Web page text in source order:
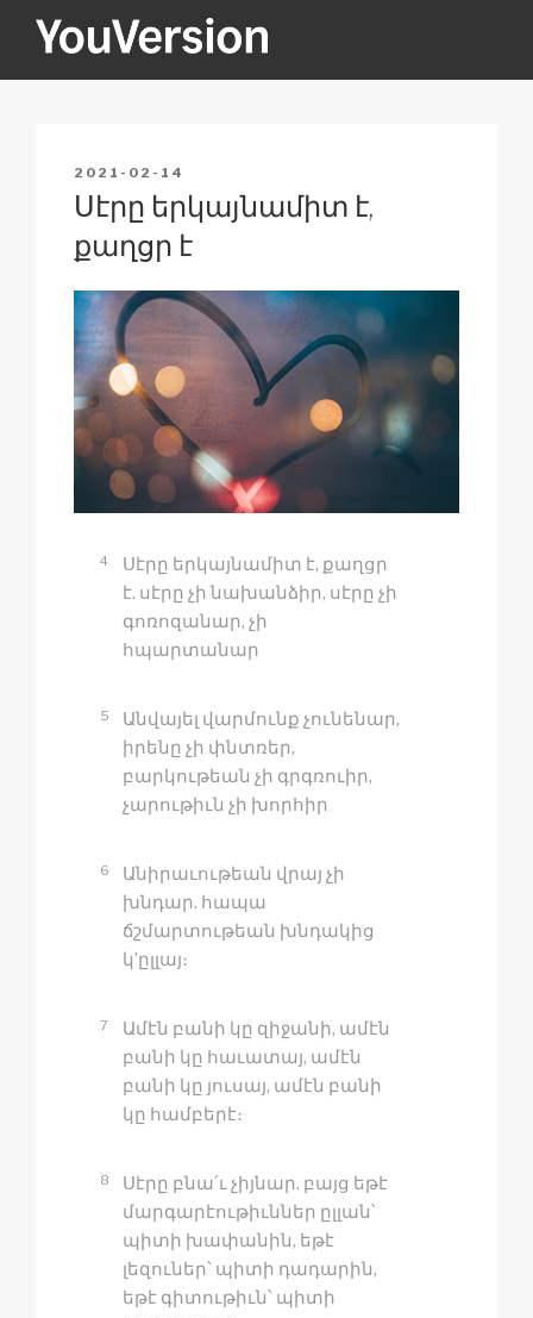
YOUVERSION
POSTED
ON
2021-02-14
Սէրը երկայնամիտ է,
քաղցր է
4
Սէրը երկայնամիտ է, քաղցր
է. սէրը չի նախանձիր, սէրը չի
գոռոզանար, չի
հպարտանար
5
Անվայել վարմունք չունենար,
իրենը չի փնտռեր,
բարկութեան չի գրգռուիր,
չարութիւն չի խորհիր
6
Անիրաւութեան վրայ չի
խնդար. հապա
ճշմարտութեան խնդակից
կ’ըլլայ։
7
Ամէն բանի կը զիջանի, ամէն
բանի կը հաւատայ, ամէն
բանի կը յուսայ, ամէն բանի
կը համբերէ։
8
Սէրը բնա՛ւ չիյնար. բայց եթէ
մարգարէութիւններ ըլլան՝
պիտի խափանին, եթէ
լեզուներ՝ պիտի դադարին,
եթէ գիտութիւն՝ պիտի